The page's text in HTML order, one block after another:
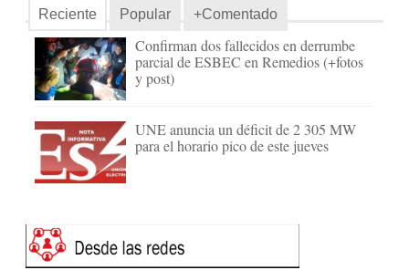
Reciente Popular +Comentado
Confirman dos fallecidos en derrumbe
parcial de ESBEC en Remedios (+fotos
y post)
UNE anuncia un déficit de 2 305 MW
para el horario pico de este jueves